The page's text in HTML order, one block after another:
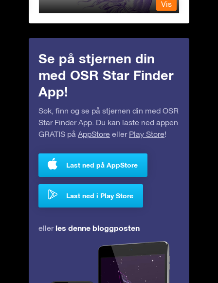
Vis
Se på stjernen din
med OSR Star Finder
App!
Søk, finn og se på stjernen din med OSR
Star Finder App. Du kan laste ned appen
GRATIS på AppStore eller Play Store!
Last ned på AppStore
Last ned i Play Store
eller les denne bloggposten